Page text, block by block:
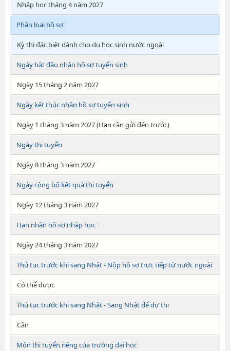
Nhập học tháng 4 năm 2027
Phân loại hồ sơ
Kỳ thi đặc biệt dành cho du học sinh nước ngoài
Ngày bắt đầu nhận hồ sơ tuyển sinh
Ngày 15 tháng 2 năm 2027
Ngày kết thúc nhận hồ sơ tuyển sinh
Ngày 1 tháng 3 năm 2027 (Hạn cần gửi đến trước)
Ngày thi tuyển
Ngày 8 tháng 3 năm 2027
Ngày công bố kết quả thi tuyển
Ngày 12 tháng 3 năm 2027
Hạn nhận hồ sơ nhập học
Ngày 24 tháng 3 năm 2027
Thủ tục trước khi sang Nhật - Nộp hồ sơ trực tiếp từ nước ngoài
Có thể được
Thủ tục trước khi sang Nhật - Sang Nhật để dự thi
Cần
Môn thi tuyển riêng của trường đại học